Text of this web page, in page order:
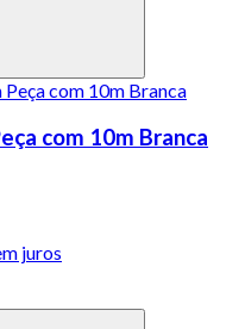
com 10m Branca
juros